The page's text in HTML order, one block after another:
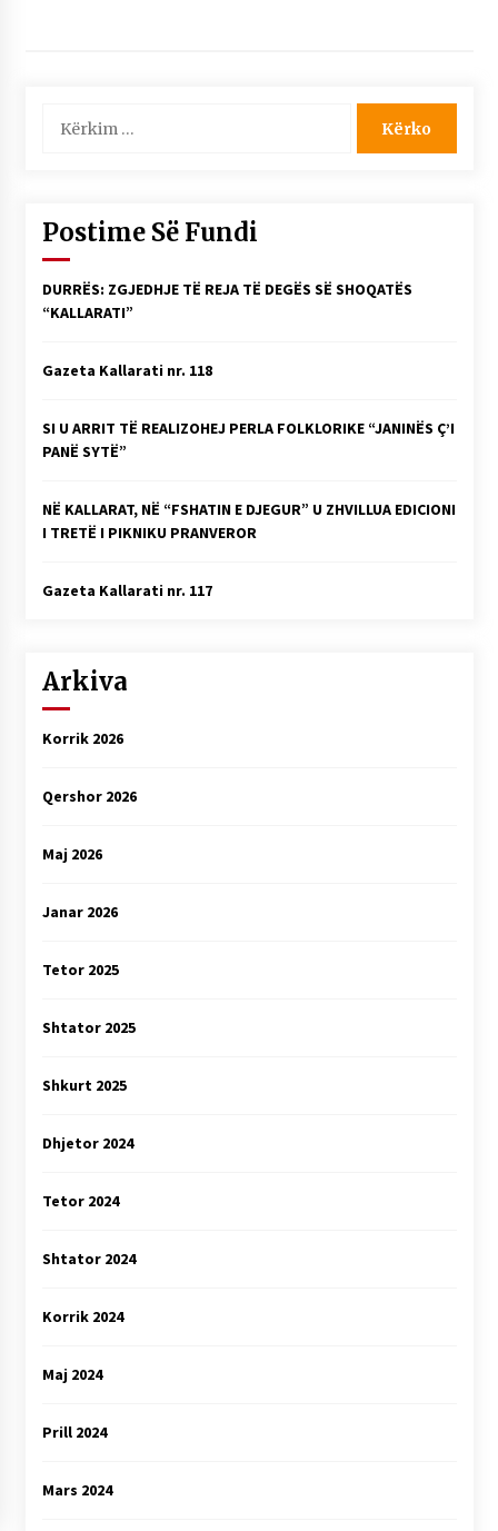
për:
Postime Së Fundi
DURRËS: ZGJEDHJE TË REJA TË DEGËS SË SHOQATËS
“KALLARATI”
Gazeta Kallarati nr. 118
SI U ARRIT TË REALIZOHEJ PERLA FOLKLORIKE “JANINËS Ç’I
PANË SYTË”
NË KALLARAT, NË “FSHATIN E DJEGUR” U ZHVILLUA EDICIONI
I TRETË I PIKNIKU PRANVEROR
Gazeta Kallarati nr. 117
Arkiva
Korrik 2026
Qershor 2026
Maj 2026
Janar 2026
Tetor 2025
Shtator 2025
Shkurt 2025
Dhjetor 2024
Tetor 2024
Shtator 2024
Korrik 2024
Maj 2024
Prill 2024
Mars 2024